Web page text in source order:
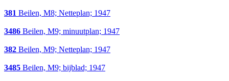
381 Beilen, M8; Netteplan; 1947
3486 Beilen, M9; minuutplan; 1947
382 Beilen, M9; Netteplan; 1947
3485 Beilen, M9; bijblad; 1947